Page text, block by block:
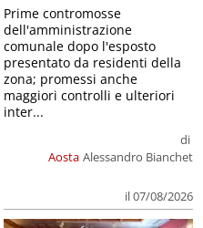
Aosta
di
Alessandro Bianchet
il 07/08/2026
Prime contromosse
dell'amministrazione
comunale dopo l'esposto
presentato da residenti della
zona; promessi anche
maggiori controlli e ulteriori
inter...